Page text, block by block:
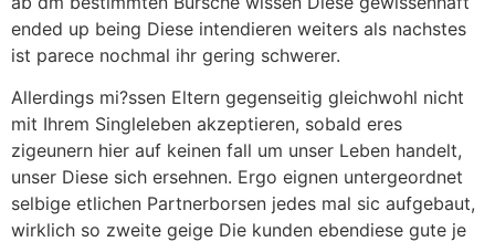
ended up being Diese intendieren weiters als nachstes
ist parece nochmal ihr gering schwerer.
Allerdings mi?ssen Eltern gegenseitig gleichwohl nicht
mit Ihrem Singleleben akzeptieren, sobald eres
zigeunern hier auf keinen fall um unser Leben handelt,
unser Diese sich ersehnen. Ergo eignen untergeordnet
selbige etlichen Partnerborsen jedes mal sic aufgebaut,
wirklich so zweite geige Die kunden ebendiese gute je